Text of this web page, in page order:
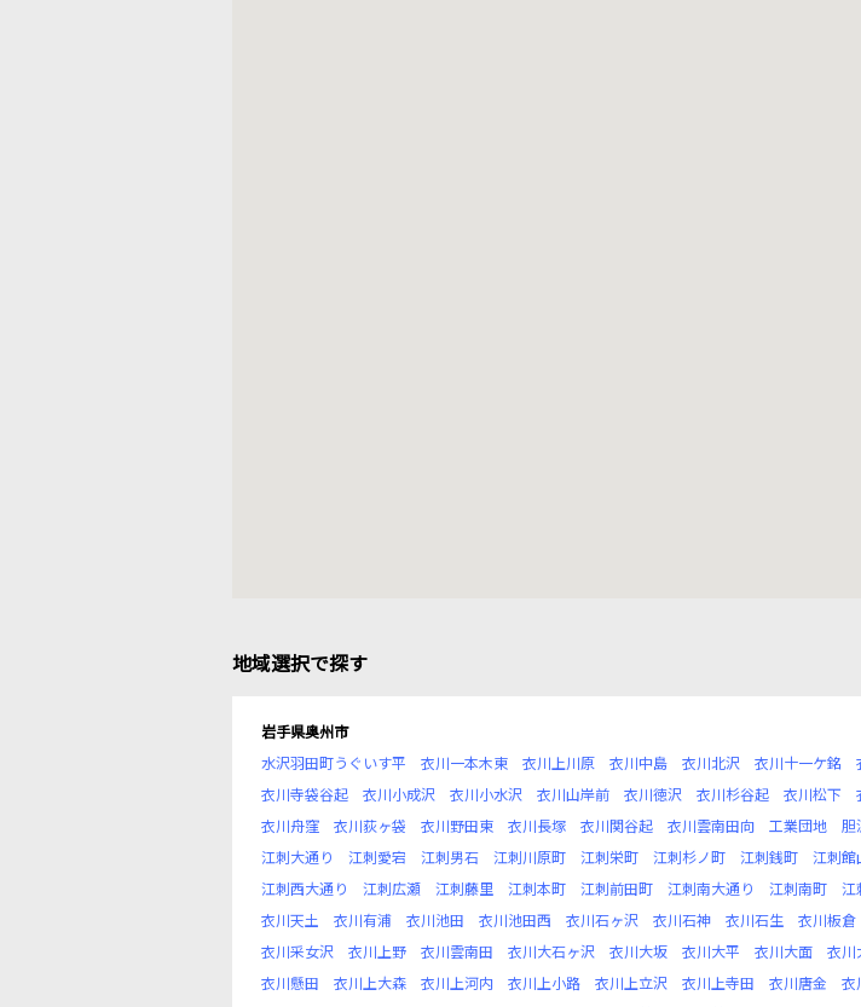
地域選択で探す
岩手県奥州市
水沢羽田町うぐいす平
衣川一本木東 衣川上川原 衣川中島 衣川北沢 衣川十一ケ銘
衣川寺袋谷起
衣川小成沢 衣川小水沢 衣川山岸前 衣川徳沢 衣川杉谷起 衣川松下
衣川舟窪
衣川荻ヶ袋 衣川野田東 衣川長塚 衣川関谷起 衣川雲南田向 工業団地 胆
江刺大通り
江刺愛宕 江刺男石 江刺川原町 江刺栄町 江刺杉ノ町 江刺銭町 江刺館
江刺西大通り
江刺広瀬 江刺藤里 江刺本町 江刺前田町 江刺南大通り 江刺南町 江
衣川天土
衣川有浦 衣川池田 衣川池田西 衣川石ヶ沢 衣川石神 衣川石生 衣川板倉
衣川采女沢
衣川上野 衣川雲南田 衣川大石ヶ沢 衣川大坂 衣川大平 衣川大面 衣川
衣川懸田
衣川上大森 衣川上河内 衣川上小路 衣川上立沢 衣川上寺田 衣川唐金 衣